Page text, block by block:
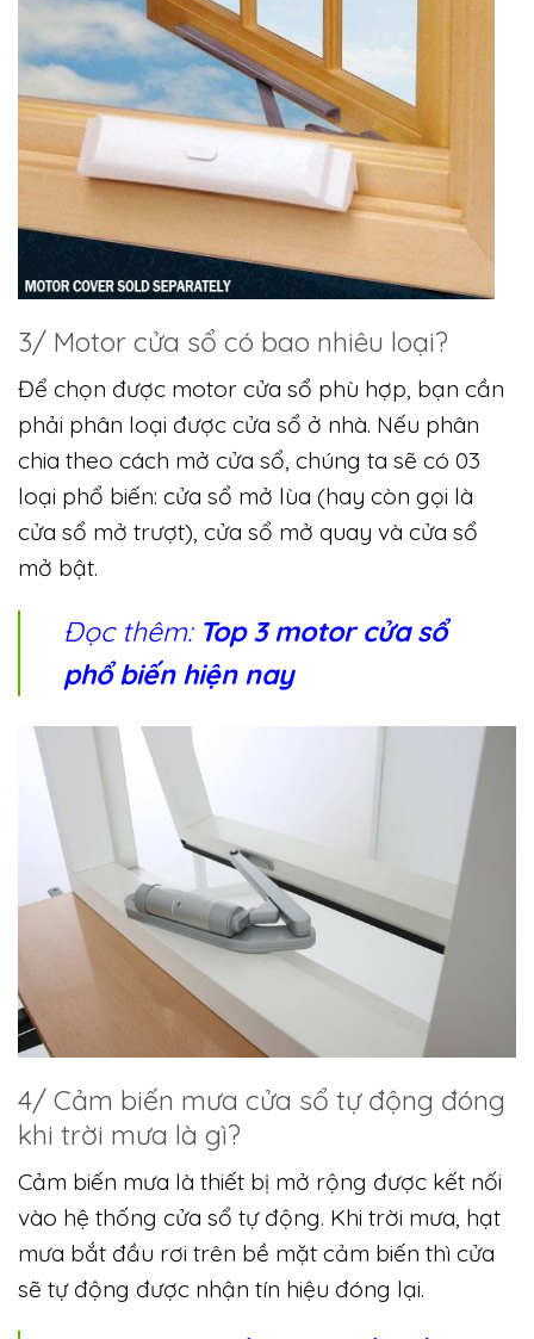
3/ Motor cửa sổ có bao nhiêu loại?
Để chọn được motor cửa sổ phù hợp, bạn cần
phải phân loại được cửa sổ ở nhà. Nếu phân
chia theo cách mở cửa sổ, chúng ta sẽ có 03
loại phổ biến: cửa sổ mở lùa (hay còn gọi là
cửa sổ mở trượt), cửa sổ mở quay và cửa sổ
mở bật.
Đọc thêm: Top 3 motor cửa sổ
phổ biến hiện nay
4/ Cảm biến mưa cửa sổ tự động đóng
khi trời mưa là gì?
Cảm biến mưa là thiết bị mở rộng được kết nối
vào hệ thống cửa sổ tự động. Khi trời mưa, hạt
mưa bắt đầu rơi trên bề mặt cảm biến thì cửa
sẽ tự động được nhận tín hiệu đóng lại.